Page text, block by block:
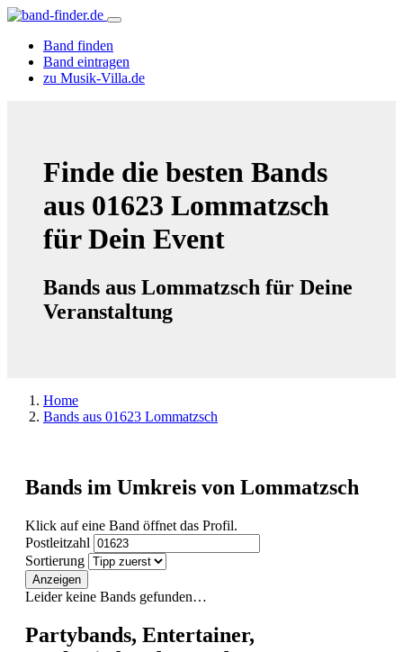
Band finden
Band eintragen
zu Musik-Villa.de
Finde die besten Bands
aus 01623 Lommatzsch
für Dein Event
Bands aus Lommatzsch für Deine
Veranstaltung
Home
Bands aus 01623 Lommatzsch
Bands im Umkreis von Lommatzsch
Klick auf eine Band öffnet das Profil.
Postleitzahl
Sortierung
Anzeigen
Leider keine Bands gefunden…
Partybands, Entertainer,